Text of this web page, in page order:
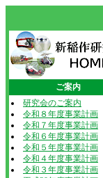
ご案内
研究会のご案内
令和８年度事業計画
令和７年度事業計画
令和６年度事業計画
令和５年度事業計画
令和４年度事業計画
令和３年度事業計画